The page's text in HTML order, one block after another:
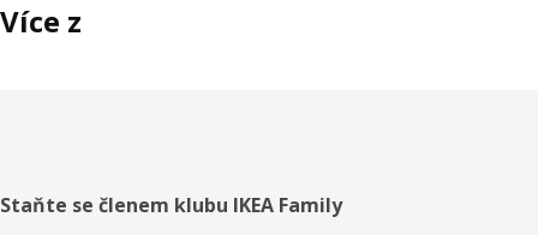
Více z
Zápatí
Staňte se členem klubu IKEA Family